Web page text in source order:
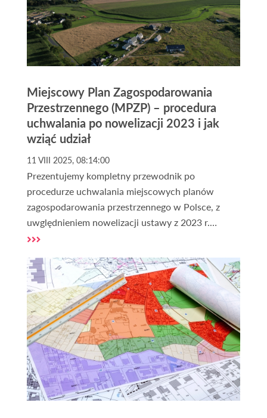
Miejscowy Plan Zagospodarowania
Przestrzennego (MPZP) – procedura
uchwalania po nowelizacji 2023 i jak
wziąć udział
11 VIII 2025, 08:14:00
Prezentujemy kompletny przewodnik po
procedurze uchwalania miejscowych planów
zagospodarowania przestrzennego w Polsce, z
uwględnieniem nowelizacji ustawy z 2023 r.
Dowiedz się po krótce, jakie są etapy, terminy i w
dodatkowo dajemy praktyczne porady dla
właścicieli działek i inwestorów.